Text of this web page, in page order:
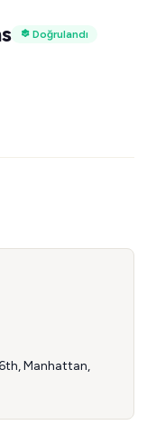
Doğrulandı
Manhattan,